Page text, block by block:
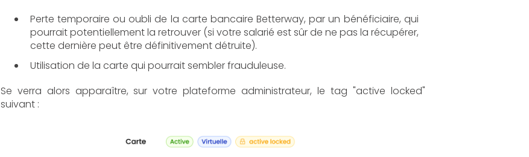
Perte temporaire ou oubli de la carte bancaire Betterway, par un bénéficiaire, qui
pourrait potentiellement la retrouver (si votre salarié est sûr de ne pas la récupérer,
cette dernière peut être définitivement détruite).
Utilisation de la carte qui pourrait sembler frauduleuse.
Se verra alors apparaître, sur votre plateforme administrateur, le tag "active locked"
suivant :